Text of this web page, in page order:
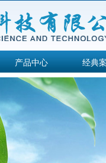
产品中心 经典